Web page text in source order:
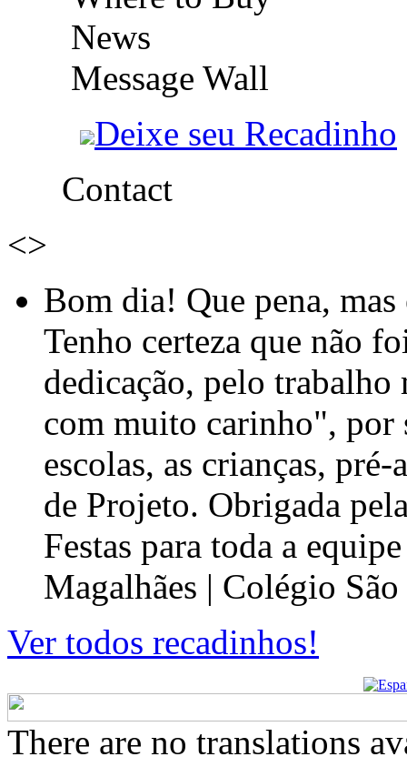
News
Message Wall
Deixe seu Recadinho
Contact
<>
Bom dia! Que pena,
Tenho certeza que não
dedicação, pelo
com muito carinho", por
escolas, as crianças, pré-
de Projeto. Obrigada
Festas para toda a
Magalhães | Colégio
Ver todos recadinhos!
There are no translations